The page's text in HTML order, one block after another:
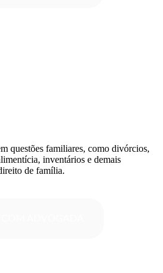
questões familiares, como divórcios,
inventários e demais
de família.